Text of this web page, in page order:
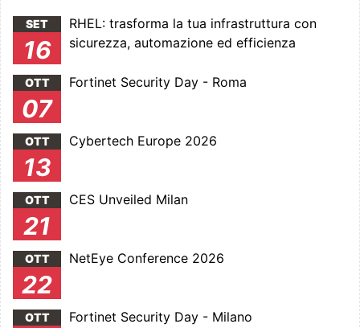
SET
16
RHEL: trasforma la tua infrastruttura con
sicurezza, automazione ed efficienza
OTT
07
Fortinet Security Day - Roma
OTT
13
Cybertech Europe 2026
OTT
21
CES Unveiled Milan
OTT
22
NetEye Conference 2026
OTT Fortinet Security Day - Milano